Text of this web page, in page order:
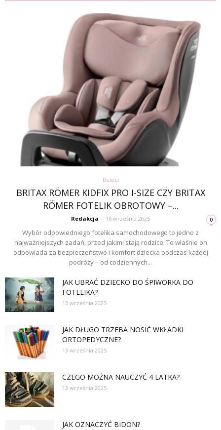
Dzieci
BRITAX RÖMER KIDFIX PRO I-SIZE CZY BRITAX
RÖMER FOTELIK OBROTOWY –...
Redakcja - 16 września 2025 0
Wybór odpowiedniego fotelika samochodowego to jedno z
najważniejszych zadań, przed jakimi stają rodzice. To właśnie on
odpowiada za bezpieczeństwo i komfort dziecka podczas każdej
podróży – od codziennych...
JAK UBRAĆ DZIECKO DO ŚPIWORKA DO
FOTELIKA?
13 września 2025
JAK DŁUGO TRZEBA NOSIĆ WKŁADKI
ORTOPEDYCZNE?
13 września 2025
CZEGO MOŻNA NAUCZYĆ 4 LATKA?
13 września 2025
JAK OZNACZYĆ BIDON?